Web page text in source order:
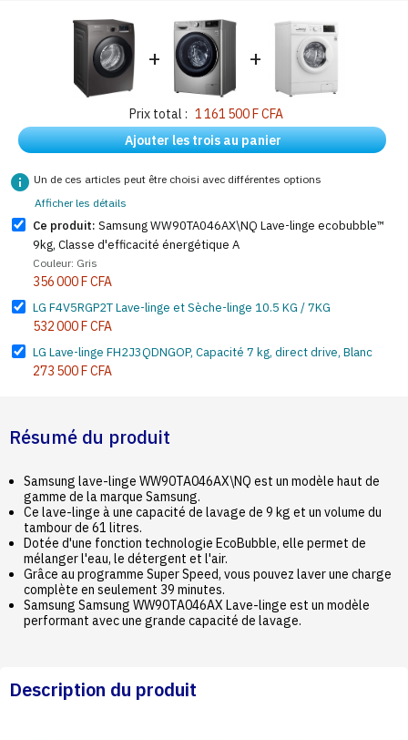
+ +
Prix total : 1 161 500 F CFA
Ajouter les trois au panier
info Un de ces articles peut être choisi avec différentes options
Afficher les détails
Ce produit: Samsung WW90TA046AX\NQ Lave-linge ecobubble™
9kg, Classe d'efficacité énergétique A
Couleur: Gris
356 000 F CFA
LG F4V5RGP2T Lave-linge et Sèche-linge 10.5 KG / 7KG
532 000 F CFA
LG Lave-linge FH2J3QDNGOP, Capacité 7 kg, direct drive, Blanc
273 500 F CFA
Résumé du produit
Samsung lave-linge WW90TA046AX\NQ est un modèle haut de
gamme de la marque Samsung.
Ce lave-linge à une capacité de lavage de 9 kg et un volume du
tambour de 61 litres.
Dotée d'une fonction technologie EcoBubble, elle permet de
mélanger l'eau, le détergent et l'air.
Grâce au programme Super Speed, vous pouvez laver une charge
complète en seulement 39 minutes.
Samsung Samsung WW90TA046AX Lave-linge est un modèle
performant avec une grande capacité de lavage.
Description du produit